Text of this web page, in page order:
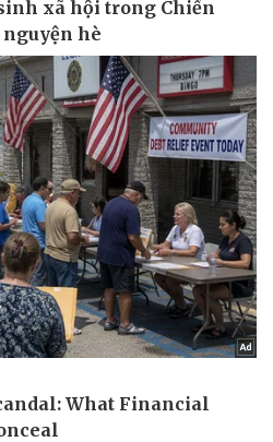
Đời sống
Nhà đẹp
Blog
Tình yêu - Gia đình